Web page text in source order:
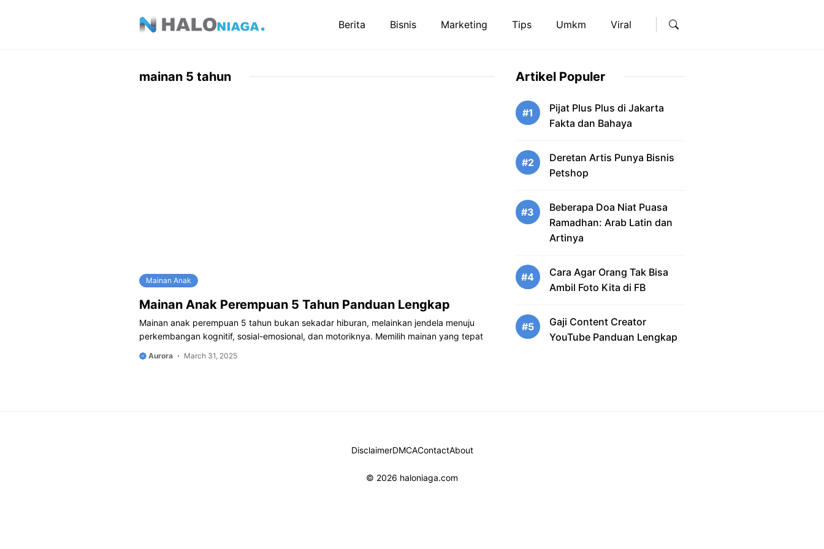
Berita Bisnis Marketing Tips Umkm Viral
mainan 5 tahun
Mainan Anak
Mainan Anak Perempuan 5 Tahun Panduan Lengkap
Mainan anak perempuan 5 tahun bukan sekadar hiburan, melainkan jendela menuju
perkembangan kognitif, sosial-emosional, dan motoriknya. Memilih mainan yang tepat
Aurora March 31, 2025
Artikel Populer
#1
Pijat Plus Plus di Jakarta
Fakta dan Bahaya
#2
Deretan Artis Punya Bisnis
Petshop
#3
Beberapa Doa Niat Puasa
Ramadhan: Arab Latin dan
Artinya
#4
Cara Agar Orang Tak Bisa
Ambil Foto Kita di FB
#5
Gaji Content Creator
YouTube Panduan Lengkap
DisclaimerDMCAContactAbout
© 2026 haloniaga.com